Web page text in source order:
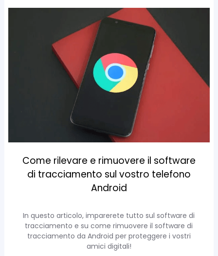
Come rilevare e rimuovere il software
di tracciamento sul vostro telefono
Android
In questo articolo, imparerete tutto sul software di
tracciamento e su come rimuovere il software di
tracciamento da Android per proteggere i vostri
amici digitali!